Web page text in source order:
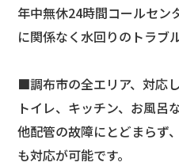
年中無休24時間コールセン
に関係なく水回りのトラブ
■調布市の全エリア、対応
トイレ、キッチン、お風呂
他配管の故障にとどまらず
も対応が可能です。